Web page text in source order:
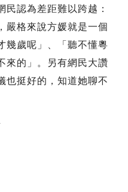
民認為差距難以跨越：
嚴格來說方媛就是一個
幾歲呢」、「聽不懂粵
來的」。另有網民大讚
也挺好的，知道她聊不